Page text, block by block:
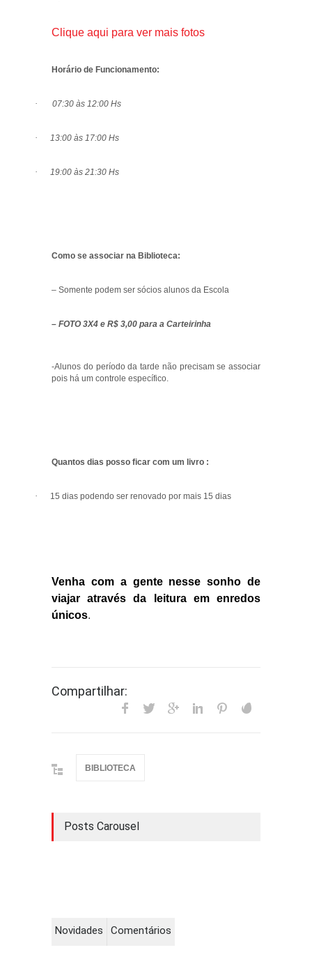
Clique aqui para ver mais fotos
Horário de Funcionamento:
· 07:30 às 12:00 Hs
· 13:00 às 17:00 Hs
· 19:00 às 21:30 Hs
Como se associar na Biblioteca:
– Somente podem ser sócios alunos da Escola
– FOTO 3X4 e R$ 3,00 para a Carteirinha
-Alunos do período da tarde não precisam se associar
pois há um controle específico.
Quantos dias posso ficar com um livro :
· 15 dias podendo ser renovado por mais 15 dias
Venha com a gente nesse sonho de
viajar através da leitura em enredos
únicos.
Compartilhar:
BIBLIOTECA
Posts Carousel
Novidades Comentários